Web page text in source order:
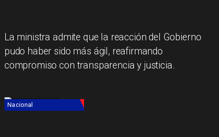
La ministra admite que la reacción del Gobierno
pudo haber sido más ágil, reafirmando
compromiso con transparencia y justicia.
Nacional